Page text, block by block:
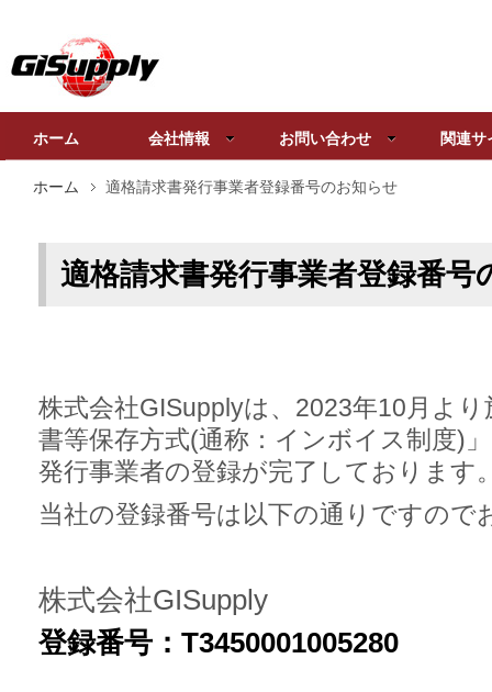
ホーム 会社情報 お問い合わせ 関連サ
ホーム 適格請求書発行事業者登録番号のお知らせ
適格請求書発行事業者登録番号
株式会社GISupplyは、2023年10月よ
書等保存方式(通称：インボイス制度)
発行事業者の登録が完了しております
当社の登録番号は以下の通りですので
株式会社GISupply
登録番号：T3450001005280